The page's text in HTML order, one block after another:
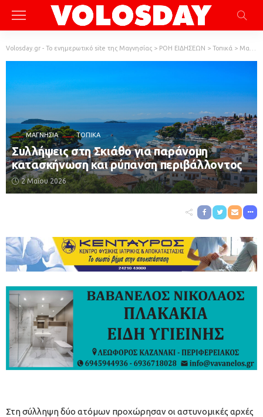
Volosday.gr - Το ενημερωτικό site της Μαγνησίας > ΡΟΗ ΕΙΔΗΣΕΩΝ > Τοπικά > Μαγνησία
ΜΑΓΝΗΣΊΑ ΤΟΠΙΚΆ
Συλλήψεις στη Σκιάθο για παράνομη
κατασκήνωση και ρύπανση περιβάλλοντος
2 Μαΐου 2026
Στη σύλληψη δύο ατόμων προχώρησαν οι αστυνομικές αρχές